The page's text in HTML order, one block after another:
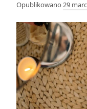
Opublikowano 29